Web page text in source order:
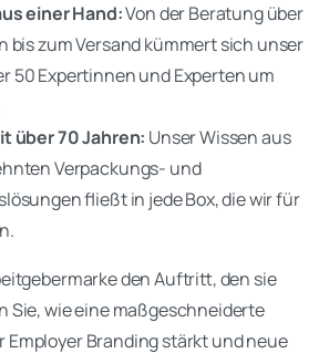
einer Hand:Von der Beratung über
bis zum Versand kümmert sich unser
50 Expertinnen und Experten um
über 70 Jahren: Unser Wissen aus
Verpackungs- und
fließt in jede Box, die wir für
den Auftritt, den sie
Sie, wie eine maßgeschneiderte
Employer Branding stärkt und neue